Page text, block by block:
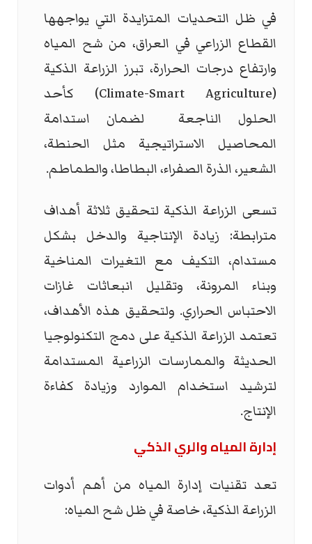
في ظل التحديات المتزايدة التي يواجهها
القطاع الزراعي في العراق، من شح المياه
وارتفاع درجات الحرارة، تبرز الزراعة الذكية
(
Climate-Smart Agriculture) كأحد
الحلول الناجعة لضمان استدامة
المحاصيل الاستراتيجية مثل الحنطة،
الشعير، الذرة الصفراء، البطاطا، والطماطم.
تسعى الزراعة الذكية لتحقيق ثلاثة أهداف
مترابطة: زيادة الإنتاجية والدخل بشكل
مستدام، التكيف مع التغيرات المناخية
وبناء المرونة، وتقليل انبعاثات غازات
الاحتباس الحراري. ولتحقيق هذه الأهداف،
تعتمد الزراعة الذكية على دمج التكنولوجيا
الحديثة والممارسات الزراعية المستدامة
لترشيد استخدام الموارد وزيادة كفاءة
الإنتاج.
إدارة المياه والري الذكي
تعد تقنيات إدارة المياه من أهم أدوات
الزراعة الذكية، خاصة في ظل شح المياه: